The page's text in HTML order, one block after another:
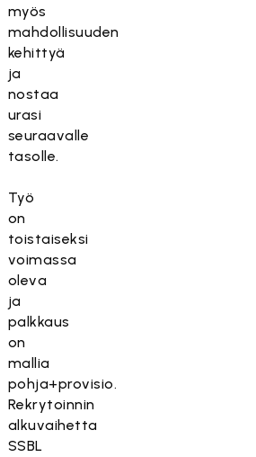
myös
mahdollisuuden
kehittyä
ja
nostaa
urasi
seuraavalle
tasolle.
Työ
on
toistaiseksi
voimassa
oleva
ja
palkkaus
on
mallia
pohja+provisio.
Rekrytoinnin
alkuvaihetta
SSBL